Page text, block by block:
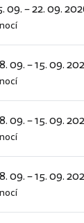
09. – 22. 09.
09. – 15. 09.
09. – 15. 09.
09. – 15. 09.